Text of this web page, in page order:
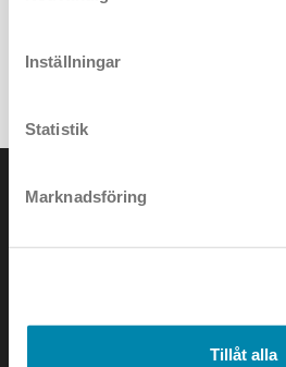
Inställningar
Statistik
Marknadsföring
Tillåt alla
info@annell.se